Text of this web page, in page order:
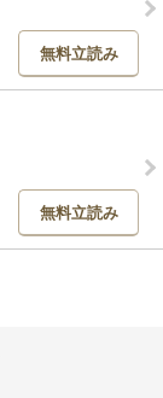
無料立読み
無料立読み